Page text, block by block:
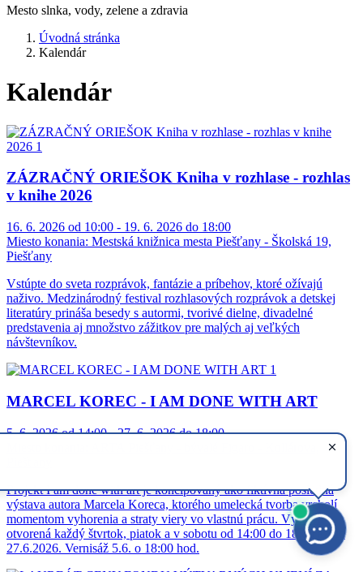
Mesto slnka, vody, zelene a zdravia
Úvodná stránka
Kalendár
Kalendár
ZÁZRAČNÝ ORIEŠOK Kniha v rozhlase - rozhlas
v knihe 2026
16. 6. 2026 od 10:00 - 19. 6. 2026 do 18:00
Miesto konania: Mestská knižnica mesta Piešťany - Školská 19,
Piešťany
Vstúpte do sveta rozprávok, fantázie a príbehov, ktoré ožívajú
naživo. Medzinárodný festival rozhlasových rozprávok a detskej
literatúry prináša besedy s autormi, tvorivé dielne, divadelné
predstavenia aj množstvo zážitkov pre malých aj veľkých
návštevníkov.
MARCEL KOREC - I AM DONE WITH ART
5. 6. 2026 od 14:00 - 27. 6. 2026 do 18:00
Projekt I am done with art je koncipovaný ako fiktívna posledná
výstava autora Marcela Koreca, ktorého umelecká tvorba vrcholí
momentom vyhorenia a straty viery vo vlastnú prácu. Výstava
otvorená každý štvrtok, piatok a v sobotu od 14:00 do 18:00 až do
27.6.2026. Vernisáž 5.6. o 18:00 hod.